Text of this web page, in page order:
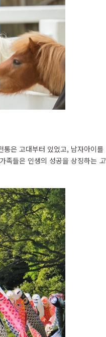
은 고대부터 있었고, 남자아이를
족들은 인생의 성공을 상징하는 고